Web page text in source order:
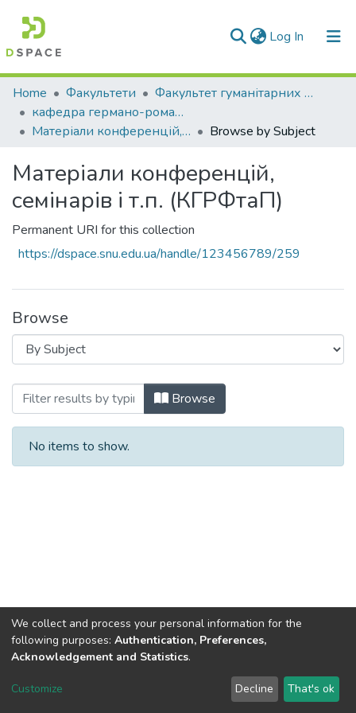
Log In (current)
Communities & Collections
All of DSpace
Home Факультети
Факультет гуманітарних та соціальних наук
кафедра германо-романської філології та перекладу
Матеріали конференцій, семінарів і т.п. (КГРФтаП)
Browse by Subject
Матеріали конференцій,
семінарів і т.п. (КГРФтаП)
Permanent URI for this collection
https://dspace.snu.edu.ua/handle/123456789/259
Browse
Browsing Матеріали конференцій,
Browse
No items to show.
Dspace & Volodymyr Dahl East Ukrainian National University
LYRASIS
Send Feedback
We collect and process your personal information for the
following purposes: Authentication, Preferences,
Acknowledgement and Statistics.
Customize Decline That's ok